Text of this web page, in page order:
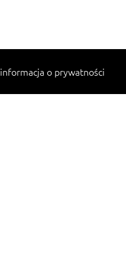
informacja o prywatności